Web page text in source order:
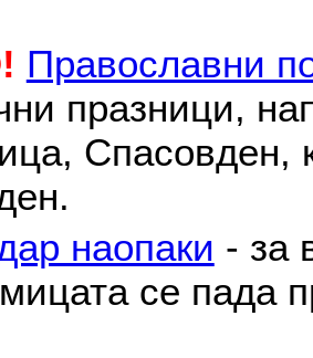
Православни
празници,
Спасовден,
наопаки - за
се пада